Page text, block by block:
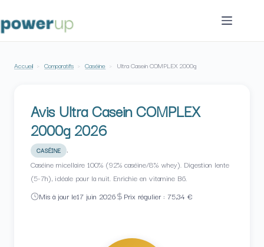
au
contenu
Accueil › Comparatifs › Caséine › Ultra Casein COMPLEX 2000g
Avis Ultra Casein COMPLEX
2000g 2026
CASÉINE
·
Caséine micellaire 100% (92% caséine/8% whey). Digestion lente
(5-7h), idéale pour la nuit. Enrichie en vitamine B6.
Mis à jour le17 juin 2026 Prix régulier : 75,34 €